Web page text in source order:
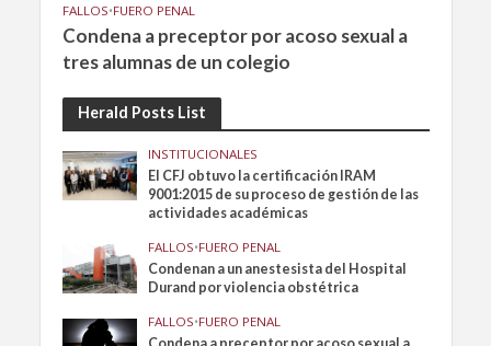
FALLOS•FUERO PENAL
Condena a preceptor por acoso sexual a
tres alumnas de un colegio
Herald Posts List
INSTITUCIONALES
El CFJ obtuvo la certificación IRAM
9001:2015 de su proceso de gestión de las
actividades académicas
FALLOS•FUERO PENAL
Condenan a un anestesista del Hospital
Durand por violencia obstétrica
FALLOS•FUERO PENAL